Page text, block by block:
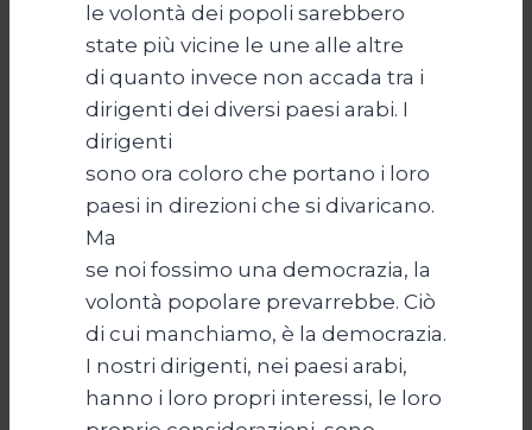
le volontà dei popoli sarebbero
state più vicine le une alle altre
di quanto invece non accada tra i
dirigenti dei diversi paesi arabi. I
dirigenti
sono ora coloro che portano i loro
paesi in direzioni che si divaricano.
Ma
se noi fossimo una democrazia, la
volontà popolare prevarrebbe. Ciò
di cui manchiamo, è la democrazia.
I nostri dirigenti, nei paesi arabi,
hanno i loro propri interessi, le loro